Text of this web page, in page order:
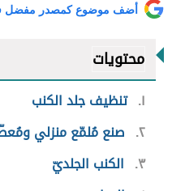
أضف موضوع كمصدر مفضل
محتويات
١ تنظيف جلد الكنب
٢ صنع مُلمّع منزلي
٣
الكنب الجلديّ